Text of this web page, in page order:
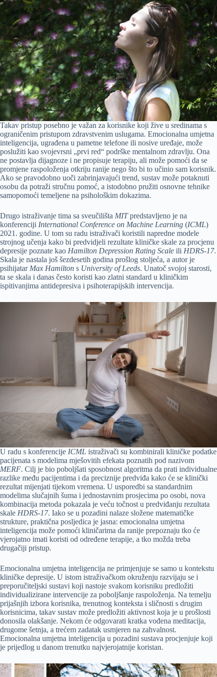
Takav pristup posebno je važan za korisnike koji žive u sredinama s
ograničenim pristupom zdravstvenim uslugama. Emocionalna umjetna
inteligencija, ugrađena u pametne telefone ili nosive uređaje, može
poslužiti kao svojevrsni „prvi red“ podrške mentalnom zdravlju. Ona
ne postavlja dijagnoze i ne propisuje terapiju, ali može pomoći da se
promjene raspoloženja otkriju ranije nego što bi to učinio sam korisnik.
Ako se pravodobno uoči zabrinjavajući trend, sustav može potaknuti
osobu da potraži stručnu pomoć, a istodobno pružiti osnovne tehnike
samopomoći temeljene na psihološkim dokazima.
Drugo istraživanje tima sa sveučilišta MITpredstavljeno je na
konferenciji International Conference on Machine Learning (ICML)
2021. godine. U tom su radu istraživači koristili napredne modele
strojnog učenja kako bi predvidjeli rezultate kliničke skale za procjenu
depresije poznate kao Hamilton Depression Rating Scale ili HDRS-17.
Skala je nastala još šezdesetih godina prošlog stoljeća, a autor je
psihijatar Max Hamilton s University of Leeds. Unatoč svojoj starosti,
ta se skala i danas često koristi kao zlatni standard u kliničkim
ispitivanjima antidepresiva i psihoterapijskih intervencija.
U radu s konferencije ICML istraživači su kombinirali kliničke podatke
pacijenata s modelima mješovitih efekata poznatih pod nazivom
MERF. Cilj je bio poboljšati sposobnost algoritma da prati individualne
razlike među pacijentima i da preciznije predviđa kako će se klinički
rezultat mijenjati tijekom vremena. U usporedbi sa standardnim
modelima slučajnih šuma i jednostavnim prosjecima po osobi, nova
kombinacija metoda pokazala je veću točnost u predviđanju rezultata
skale HDRS-17. Iako se u pozadini nalaze složene matematičke
strukture, praktična posljedica je jasna: emocionalna umjetna
inteligencija može pomoći kliničarima da ranije prepoznaju tko će
vjerojatno imati koristi od određene terapije, a tko možda treba
drugačiji pristup.
Emocionalna umjetna inteligencija ne primjenjuje se samo u kontekstu
kliničke depresije. U istom istraživačkom okruženju razvijaju se i
preporučiteljski sustavi koji nastoje svakom korisniku predložiti
individualizirane intervencije za poboljšanje raspoloženja. Na temelju
prijašnjih izbora korisnika, trenutnog konteksta i sličnosti s drugim
korisnicima, takav sustav može predložiti aktivnost koja je u prošlosti
donosila olakšanje. Nekom će odgovarati kratka vođena meditacija,
drugome šetnja, a trećem zadatak usmjeren na zahvalnost.
Emocionalna umjetna inteligencija u pozadini sustava procjenjuje koji
je prijedlog u danom trenutku najvjerojatnije koristan.